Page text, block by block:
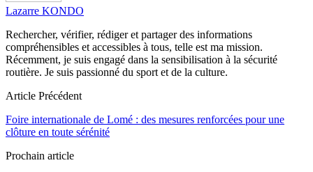
Lazarre KONDO
Rechercher, vérifier, rédiger et partager des informations
compréhensibles et accessibles à tous, telle est ma mission.
Récemment, je suis engagé dans la sensibilisation à la sécurité
routière. Je suis passionné du sport et de la culture.
Article Précédent
Foire internationale de Lomé : des mesures renforcées pour une
clôture en toute sérénité
Prochain article